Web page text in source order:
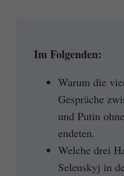
Im Folgenden:
Warum die
Gespräche
und Putin
endeten.
Welche drei
Selenskyj in